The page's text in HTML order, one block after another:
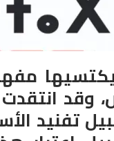
يكتسيها
وقد
تفنيد